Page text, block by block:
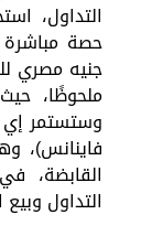
التداول،
جنيه مصري
وستستمر
فاينانس)،
التداول